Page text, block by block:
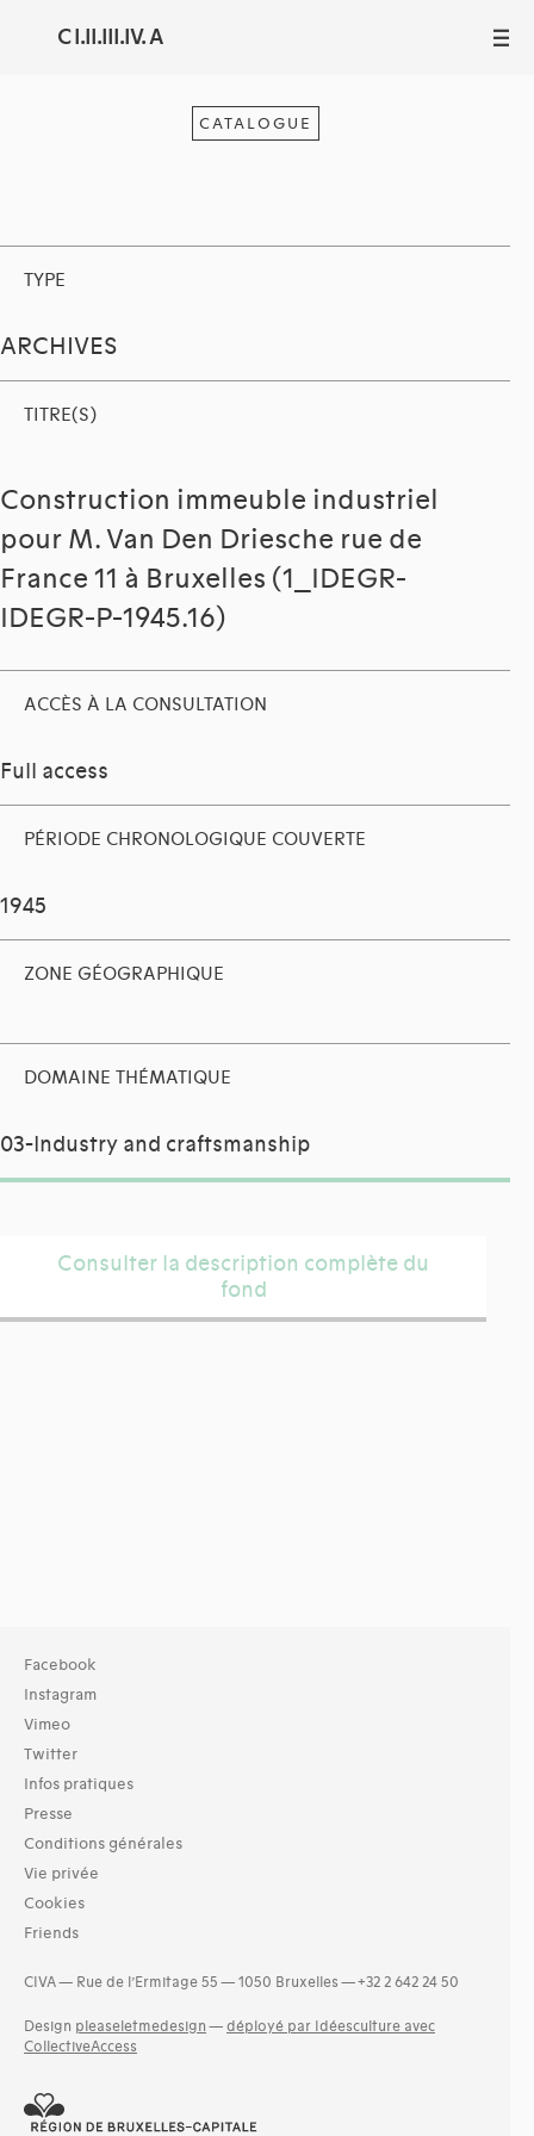
C I.II.III.IV. A III
CATALOGUE
TYPE
ARCHIVES
TITRE(S)
Construction immeuble industriel
pour M. Van Den Driesche rue de
France 11 à Bruxelles (1_IDEGR-
IDEGR-P-1945.16)
ACCÈS À LA CONSULTATION
Full access
PÉRIODE CHRONOLOGIQUE COUVERTE
1945
ZONE GÉOGRAPHIQUE
DOMAINE THÉMATIQUE
03-Industry and craftsmanship
Consulter la description complète du
fond
Facebook
Instagram
Vimeo
Twitter
Infos pratiques
Presse
Conditions générales
Vie privée
Cookies
Friends
CIVA — Rue de l’Ermitage 55 — 1050 Bruxelles — +32 2 642 24 50
Design pleaseletmedesign — déployé par Idéesculture avec
CollectiveAccess